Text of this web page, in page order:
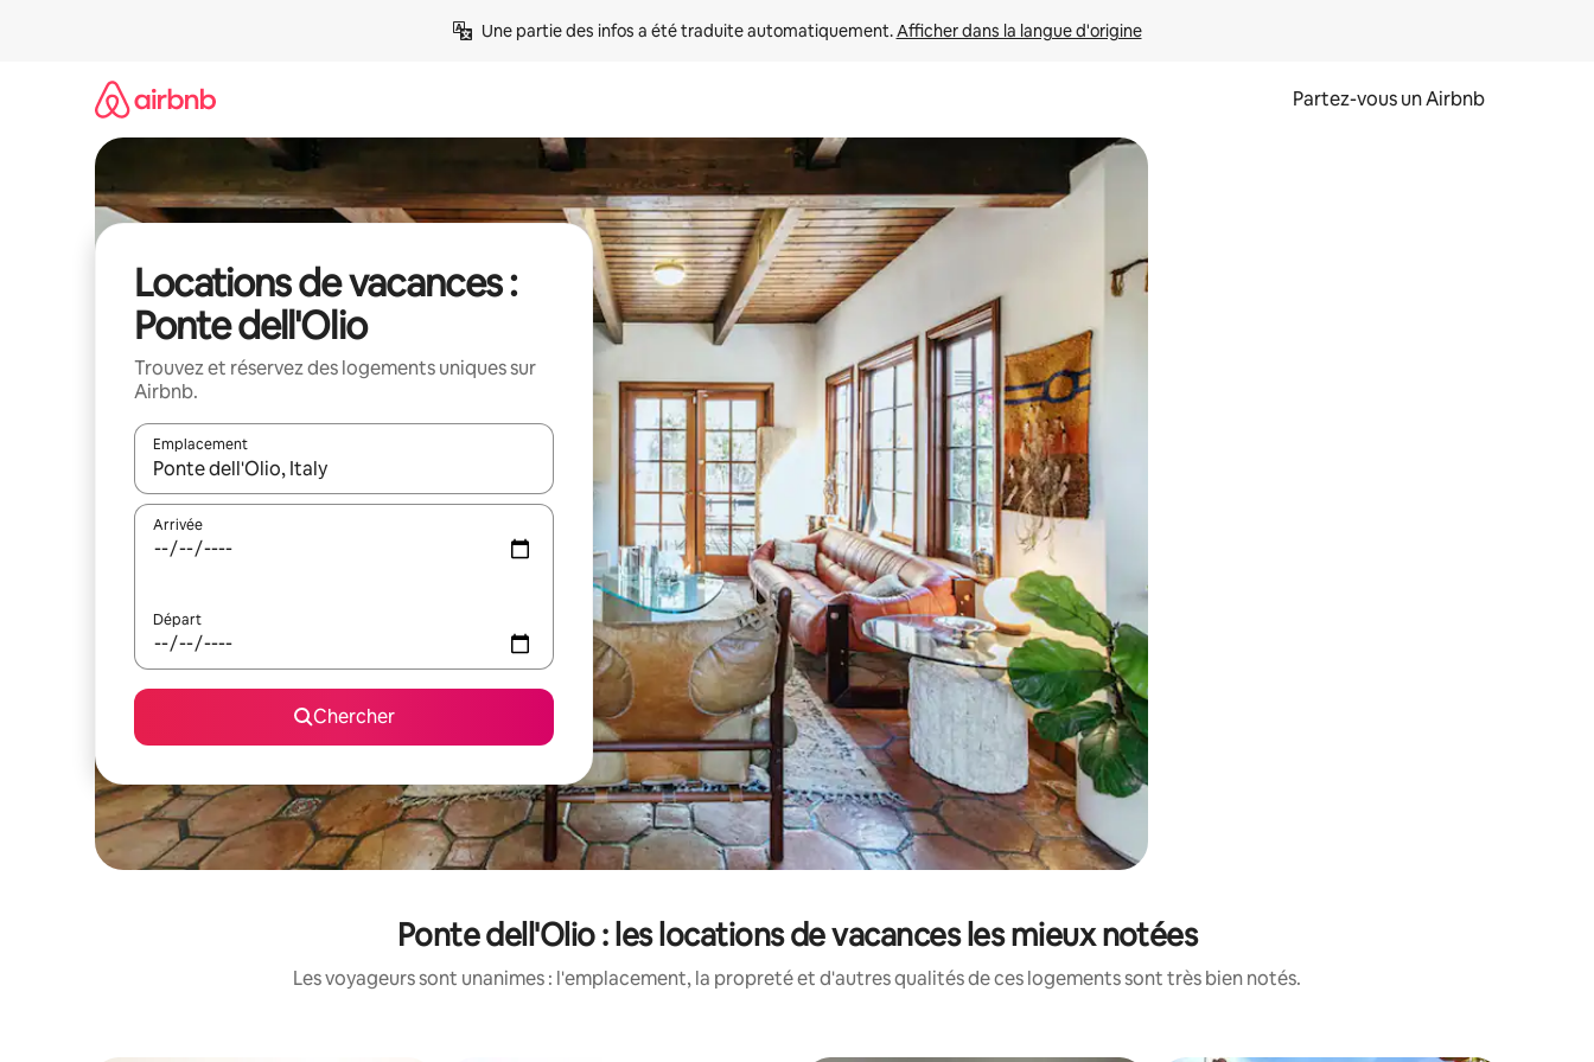
Une partie des infos a été traduite automatiquement. Afficher dans la langue d'origine
Partez-vous un Airbnb
Locations de vacances :
Ponte dell'Olio
Trouvez et réservez des logements uniques sur
Airbnb.
Emplacement
Quand les résultats sont affichés, parcourez-les en utilisant les flèches vers le haut et vers le bas, ou en appuyant dessus et en les faisant glisser.
Arrivée
Départ
Chercher
Ponte dell'Olio : les locations de vacances les mieux notées
Les voyageurs sont unanimes : l'emplacement, la propreté et d'autres qualités de ces logements sont très bien notés.